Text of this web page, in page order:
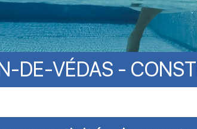
DE-VÉDAS -